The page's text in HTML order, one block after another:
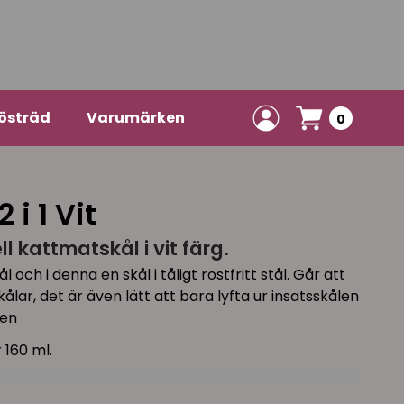
Varumärken 0
i 1 Vit
kattmatskål i vit färg.
och i denna en skål i tåligt rostfritt stål. Går att
det är även lätt att bara lyfta ur insatsskålen
ml.